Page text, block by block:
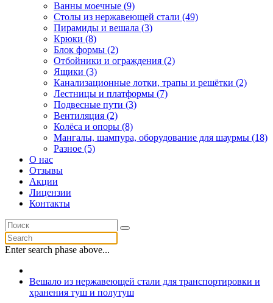
Ванны моечные (9)
Столы из нержавеющей стали (49)
Пирамиды и вешала (3)
Крюки (8)
Блок формы (2)
Отбойники и ограждения (2)
Ящики (3)
Канализационные лотки, трапы и решётки (2)
Лестницы и платформы (7)
Подвесные пути (3)
Вентиляция (2)
Колёса и опоры (8)
Мангалы, шампура, оборудование для шаурмы (18)
Разное (5)
О нас
Отзывы
Акции
Лицензии
Контакты
Enter search phase above...
Вешало из нержавеющей стали для транспортировки и
хранения туш и полутуш